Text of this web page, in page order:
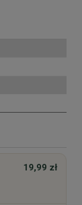
19,99 zł